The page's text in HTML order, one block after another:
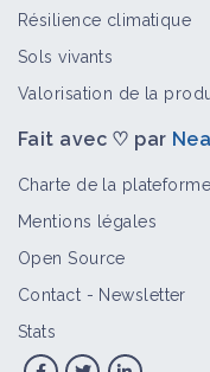
Résilience climatique
Sols vivants
Valorisation de la
Fait avec ♡ par
Charte de la plateforme
Mentions légales
Open Source
Contact - Newsletter
Stats